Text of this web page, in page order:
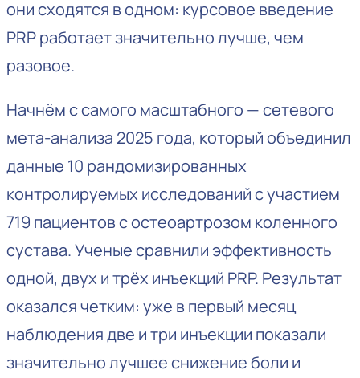
они сходятся в одном: курсовое введение
PRP работает значительно лучше, чем
разовое.
Начнём с самого масштабного — сетевого
мета-анализа 2025 года, который объединил
данные 10 рандомизированных
контролируемых исследований с участием
719 пациентов с остеоартрозом коленного
сустава. Ученые сравнили эффективность
одной, двух и трёх инъекций PRP. Результат
оказался четким: уже в первый месяц
наблюдения две и три инъекции показали
значительно лучшее снижение боли и